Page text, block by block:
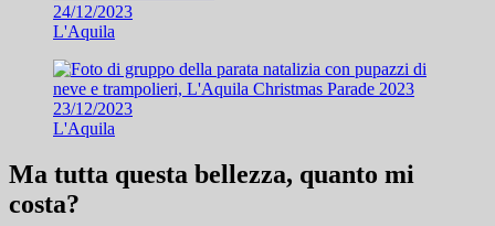
24/12/2023
L'Aquila
23/12/2023
L'Aquila
Ma tutta questa bellezza, quanto mi
costa?